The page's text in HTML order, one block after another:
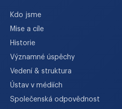
Kdo jsme
Mise a cíle
Historie
Významné úspěchy
Vedení & struktura
Ústav v médiích
Společenská odpovědnost